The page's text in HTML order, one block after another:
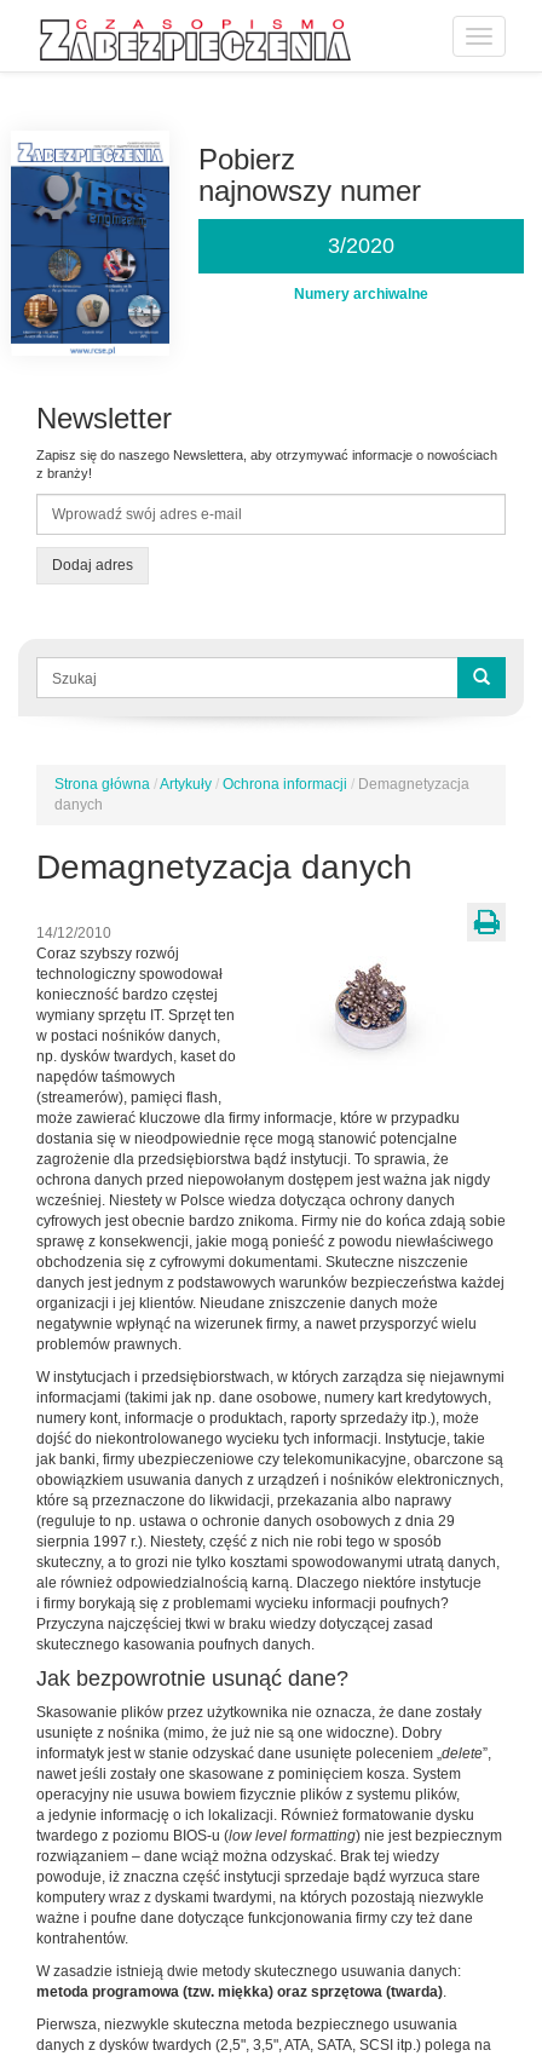
Toggle
Pobierz
najnowszy numer
3/2020
Numery archiwalne
Newsletter
Zapisz się do naszego Newslettera, aby otrzymywać informacje o nowościach
z branży!
Dodaj adres
Formularz
wyszukiwania
Jesteś
tutaj
Strona główna /Artykuły / Ochrona informacji / Demagnetyzacja
danych
Demagnetyzacja danych
14/12/2010
Coraz szybszy rozwój
technologiczny spowodował
konieczność bardzo częstej
wymiany sprzętu IT. Sprzęt ten
w postaci nośników danych,
np. dysków twardych, kaset do
napędów taśmowych
(streamerów), pamięci flash,
może zawierać kluczowe dla firmy informacje, które w przypadku
dostania się w nieodpowiednie ręce mogą stanowić potencjalne
zagrożenie dla przedsiębiorstwa bądź instytucji. To sprawia, że
ochrona danych przed niepowołanym dostępem jest ważna jak nigdy
wcześniej. Niestety w Polsce wiedza dotycząca ochrony danych
cyfrowych jest obecnie bardzo znikoma. Firmy nie do końca zdają sobie
sprawę z konsekwencji, jakie mogą ponieść z powodu niewłaściwego
obchodzenia się z cyfrowymi dokumentami. Skuteczne niszczenie
danych jest jednym z podstawowych warunków bezpieczeństwa każdej
organizacji i jej klientów. Nieudane zniszczenie danych może
negatywnie wpłynąć na wizerunek firmy, a nawet przysporzyć wielu
problemów prawnych.
W instytucjach i przedsiębiorstwach, w których zarządza się niejawnymi
informacjami (takimi jak np. dane osobowe, numery kart kredytowych,
numery kont, informacje o produktach, raporty sprzedaży itp.), może
dojść do niekontrolowanego wycieku tych informacji. Instytucje, takie
jak banki, firmy ubezpieczeniowe czy telekomunikacyjne, obarczone są
obowiązkiem usuwania danych z urządzeń i nośników elektronicznych,
które są przeznaczone do likwidacji, przekazania albo naprawy
(reguluje to np. ustawa o ochronie danych osobowych z dnia 29
sierpnia 1997 r.). Niestety, część z nich nie robi tego w sposób
skuteczny, a to grozi nie tylko kosztami spowodowanymi utratą danych,
ale również odpowiedzialnością karną. Dlaczego niektóre instytucje
i firmy borykają się z problemami wycieku informacji poufnych?
Przyczyna najczęściej tkwi w braku wiedzy dotyczącej zasad
skutecznego kasowania poufnych danych.
Jak bezpowrotnie usunąć dane?
Skasowanie plików przez użytkownika nie oznacza, że dane zostały
usunięte z nośnika (mimo, że już nie są one widoczne). Dobry
informatyk jest w stanie odzyskać dane usunięte poleceniem „delete”,
nawet jeśli zostały one skasowane z pominięciem kosza. System
operacyjny nie usuwa bowiem fizycznie plików z systemu plików,
a jedynie informację o ich lokalizacji. Również formatowanie dysku
twardego z poziomu BIOS-u (low level formatting) nie jest bezpiecznym
rozwiązaniem – dane wciąż można odzyskać. Brak tej wiedzy
powoduje, iż znaczna część instytucji sprzedaje bądź wyrzuca stare
komputery wraz z dyskami twardymi, na których pozostają niezwykle
ważne i poufne dane dotyczące funkcjonowania firmy czy też dane
kontrahentów.
W zasadzie istnieją dwie metody skutecznego usuwania danych:
metoda programowa (tzw. miękka) oraz sprzętowa (twarda).
Pierwsza, niezwykle skuteczna metoda bezpiecznego usuwania
danych z dysków twardych (2,5", 3,5", ATA, SATA, SCSI itp.) polega na